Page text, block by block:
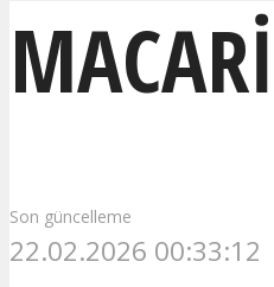
Son güncelleme
22.02.2026 00:33:12